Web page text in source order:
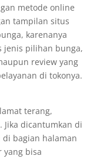
metode online
tampilan situs
karenanya
jenis pilihan bunga,
review yang
di tokonya.
terang,
Jika dicantumkan di
bagian halaman
yang bisa